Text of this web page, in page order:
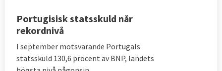
Portugisisk statsskuld når
rekordnivå
I september motsvarande Portugals
statsskuld 130,6 procent av BNP, landets